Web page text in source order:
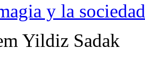
y la
Yildiz Sadak